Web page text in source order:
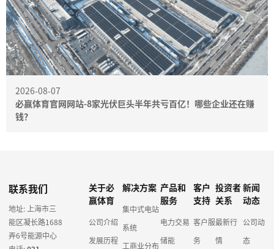
2026-08-07
必赢体育官网网站-8家光伏巨头半年共亏百亿！哪些企业还在赚
钱？
联系我们
地址: 上海市三
能区凝长路1688
弄6号能源中心
关于必
赢体育
公司介绍
发展历程
解决方案
集中式电站
系统
工商业分布
产品和
服务
电力交易
储能
客户
支持
客户服
务
投资者
关系
最新行
情
新闻
动态
公司动
态